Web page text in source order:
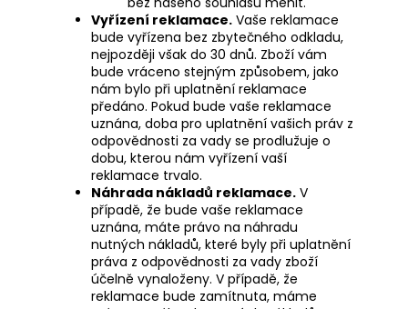
Vyřízení reklamace. Vaše reklamace
bude vyřízena bez zbytečného odkladu,
nejpozději však do 30 dnů. Zboží vám
bude vráceno stejným způsobem, jako
nám bylo při uplatnění reklamace
předáno. Pokud bude vaše reklamace
uznána, doba pro uplatnění vašich práv z
odpovědnosti za vady se prodlužuje o
dobu, kterou nám vyřízení vaší
reklamace trvalo.
Náhrada nákladů reklamace. V
případě, že bude vaše reklamace
uznána, máte právo na náhradu
nutných nákladů, které byly při uplatnění
práva z odpovědnosti za vady zboží
účelně vynaloženy. V případě, že
reklamace bude zamítnuta, máme